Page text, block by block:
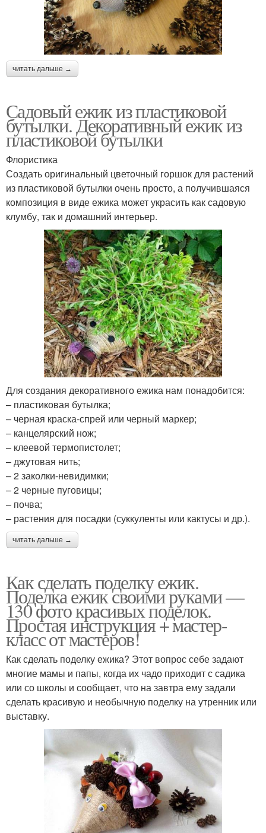
читать дальше →
Садовый ежик из пластиковой
бутылки. Декоративный ежик из
пластиковой бутылки
Флористика
Создать оригинальный цветочный горшок для растений
из пластиковой бутылки очень просто, а получившаяся
композиция в виде ежика может украсить как садовую
клумбу, так и домашний интерьер.
Для создания декоративного ежика нам понадобится:
– пластиковая бутылка;
– черная краска-спрей или черный маркер;
– канцелярский нож;
– клеевой термопистолет;
– джутовая нить;
– 2 заколки-невидимки;
– 2 черные пуговицы;
– почва;
– растения для посадки (суккуленты или кактусы и др.).
читать дальше →
Как сделать поделку ежик.
Поделка ежик своими руками —
130 фото красивых поделок.
Простая инструкция + мастер-
класс от мастеров!
Как сделать поделку ежика? Этот вопрос себе задают
многие мамы и папы, когда их чадо приходит с садика
или со школы и сообщает, что на завтра ему задали
сделать красивую и необычную поделку на утренник или
выставку.